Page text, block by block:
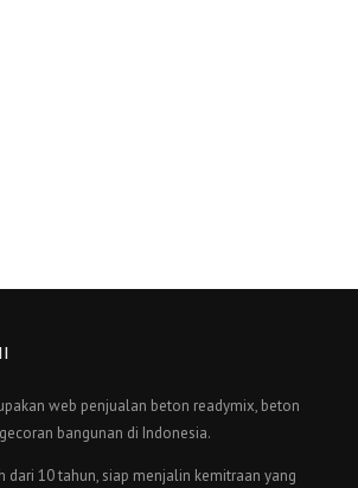
web penjualan beton readymix, beton
bangunan di Indonesia.
dari 10 tahun, siap menjalin kemitraan yang